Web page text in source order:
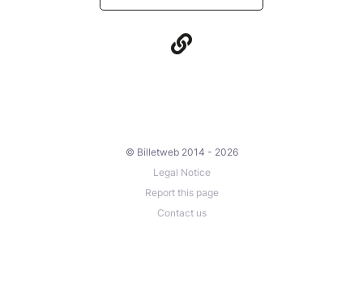
© Billetweb 2014 - 2026
Legal Notice
Report this page
Contact us